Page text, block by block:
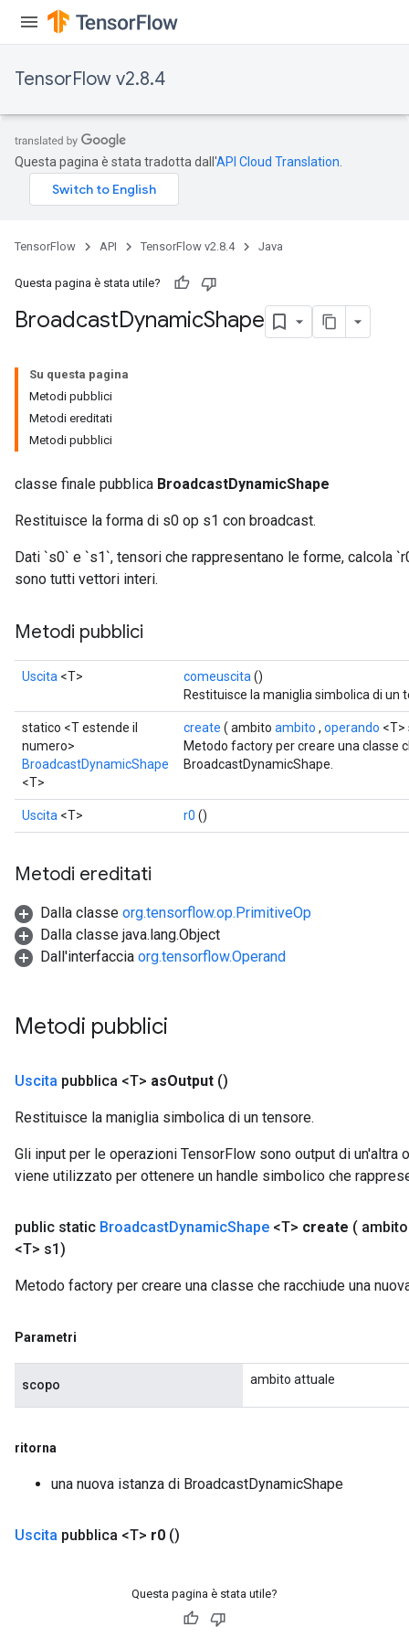
TensorFlow v2.8.4
Questa pagina è stata tradotta dall'API Cloud Translation
TensorFlow API TensorFlow v2.8.4 Java
Questa pagina è stata utile?
BroadcastDynamicShape
Su questa pagina
Metodi pubblici
Metodi ereditati
Metodi pubblici
classe finale pubblica BroadcastDynamicShape
Restituisce la forma di s0 op s1 con broadcast.
Dati `s0` e `s1`, tensori che rappresentano le forme, calcola
sono tutti vettori interi.
Metodi pubblici
Uscita <T> comeuscita ()
Restituisce la maniglia simbolica di un
statico <T estende il
numero>
BroadcastDynamicShape
<T>
create ( ambito ambito , operando <T>
Metodo factory per creare una classe
BroadcastDynamicShape.
Uscita <T> r0 ()
Metodi ereditati
Dalla classe org.tensorflow.op.PrimitiveOp
Dalla classe java.lang.Object
Dall'interfaccia org.tensorflow.Operand
Metodi pubblici
Uscita pubblica <T> asOutput ()
Restituisce la maniglia simbolica di un tensore.
Gli input per le operazioni TensorFlow sono output di un'altra
viene utilizzato per ottenere un handle simbolico che
public static BroadcastDynamicShape <T> create (
<T> s1)
Metodo factory per creare una classe che racchiude una
Parametri
scopo ambito attuale
ritorna
una nuova istanza di BroadcastDynamicShape
Uscita pubblica <T> r0 ()
Questa pagina è stata utile?